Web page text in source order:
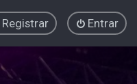
Entrar
Registrar